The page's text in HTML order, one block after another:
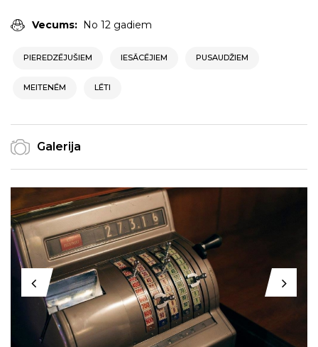
Vecums: No 12 gadiem
PIEREDZĒJUŠIEM IESĀCĒJIEM PUSAUDŽIEM
MEITENĒM LĒTI
Galerija